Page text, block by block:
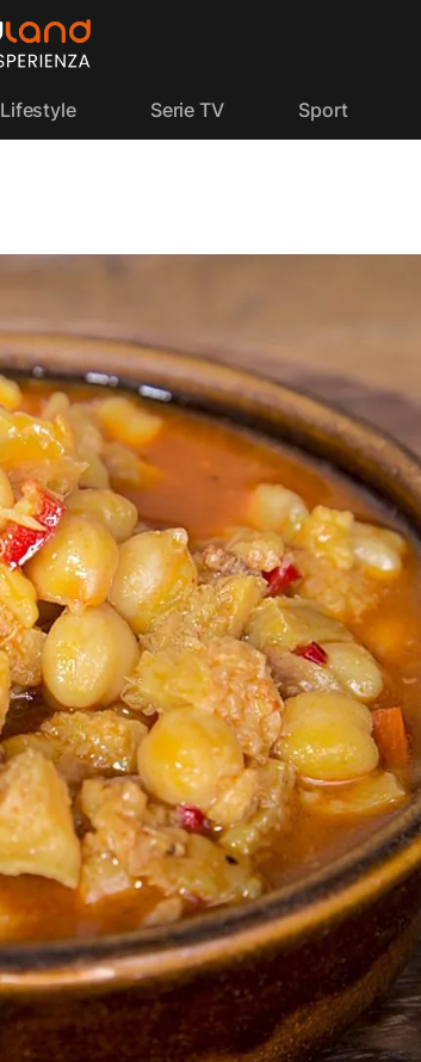
Lifestyle Serie TV Sport